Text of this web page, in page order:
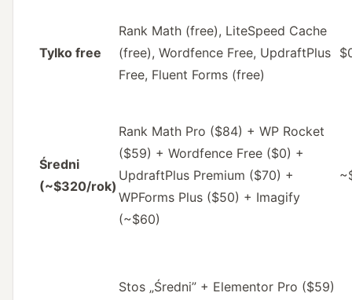
Tylko free
Rank Math (free), LiteSpeed Cache
(free), Wordfence Free, UpdraftPlus
Free, Fluent Forms (free)
Średni
(~$320/rok)
Rank Math Pro ($84) + WP Rocket
($59) + Wordfence Free ($0) +
UpdraftPlus Premium ($70) +
WPForms Plus ($50) + Imagify
(~$60)
Stos „Średni” + Elementor Pro ($59)